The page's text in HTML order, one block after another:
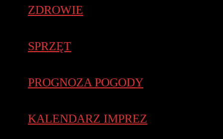
ZDROWIE
SPRZĘT
PROGNOZA POGODY
KALENDARZ IMPREZ